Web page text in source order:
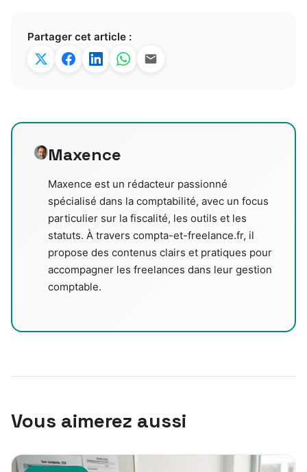
Partager cet article :
Maxence
Maxence est un rédacteur passionné
spécialisé dans la comptabilité, avec un focus
particulier sur la fiscalité, les outils et les
statuts. À travers compta-et-freelance.fr, il
propose des contenus clairs et pratiques pour
accompagner les freelances dans leur gestion
comptable.
Vous aimerez aussi